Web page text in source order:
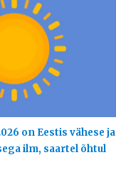
on Eestis vähese ja
ilm, saartel õhtul